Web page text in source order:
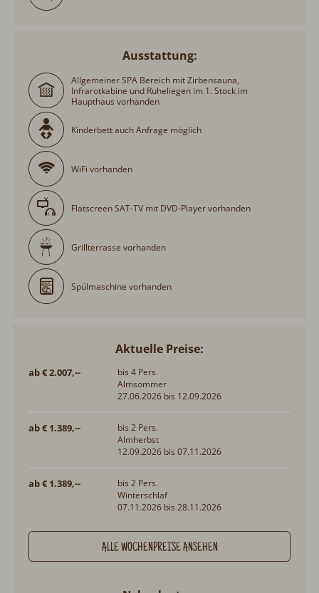
Ausstattung:
Allgemeiner SPA Bereich mit Zirbensauna,
Infrarotkabine und Ruheliegen im 1. Stock im
Haupthaus vorhanden
Kinderbett auch Anfrage möglich
WiFi vorhanden
Flatscreen SAT-TV mit DVD-Player vorhanden
Grillterrasse vorhanden
Spülmaschine vorhanden
Aktuelle Preise:
ab € 2.007,--
bis 4 Pers.
Almsommer
27.06.2026 bis 12.09.2026
ab € 1.389,--
bis 2 Pers.
Almherbst
12.09.2026 bis 07.11.2026
ab € 1.389,--
bis 2 Pers.
Winterschlaf
07.11.2026 bis 28.11.2026
ALLE WOCHENPREISE ANSEHEN